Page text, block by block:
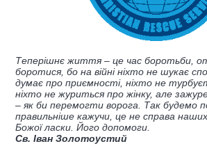
Теперішнє життя – це час боротьби,
боротися, бо на війні ніхто не шукає
думає про приємності, ніхто не
ніхто не журиться про жінку, але
– як би перемогти ворога. Так будемо
правильніше кажучи, це не справа
Божої ласки. Його допомоги.
Св. Іван Золотоустий